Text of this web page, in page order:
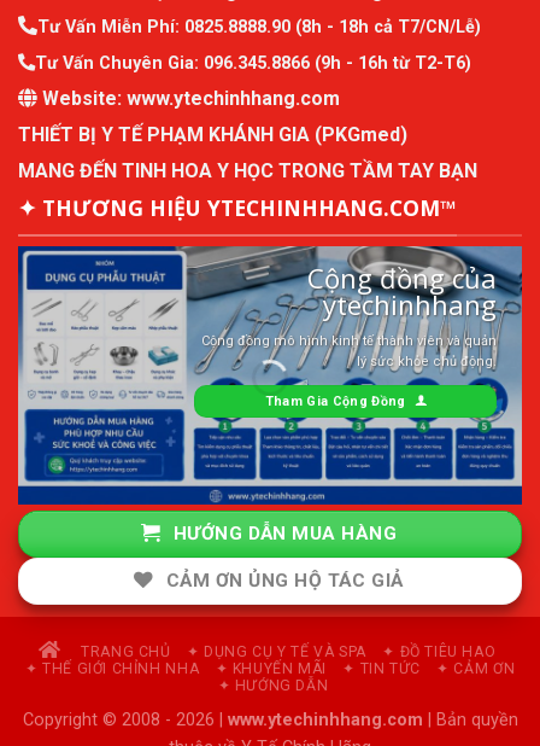
Tư Vấn Miễn Phí: 0825.8888.90 (8h - 18h cả T7/CN/Lễ)
Tư Vấn Chuyên Gia: 096.345.8866 (9h - 16h từ T2-T6)
Website: www.ytechinhhang.com
THIẾT BỊ Y TẾ PHẠM KHÁNH GIA (PKGmed)
MANG ĐẾN TINH HOA Y HỌC TRONG TẦM TAY BẠN
✦ THƯƠNG HIỆU YTECHINHHANG.COM™
Cộng đồng của
ytechinhhang
Cộng đồng mô hình kinh tế thành viên và quản
lý sức khỏe chủ động.
Tham Gia Cộng Đồng
HƯỚNG DẪN MUA HÀNG
CẢM ƠN ỦNG HỘ TÁC GIẢ
TRANG CHỦ ✦ DỤNG CỤ Y TẾ VÀ SPA
✦ ĐỒ TIÊU HAO
✦ THẾ GIỚI CHỈNH NHA
✦ KHUYẾN MÃI ✦ TIN TỨC
✦ CẢM ƠN
✦ HƯỚNG DẪN
Copyright © 2008 - 2026 | www.ytechinhhang.com | Bản quyền